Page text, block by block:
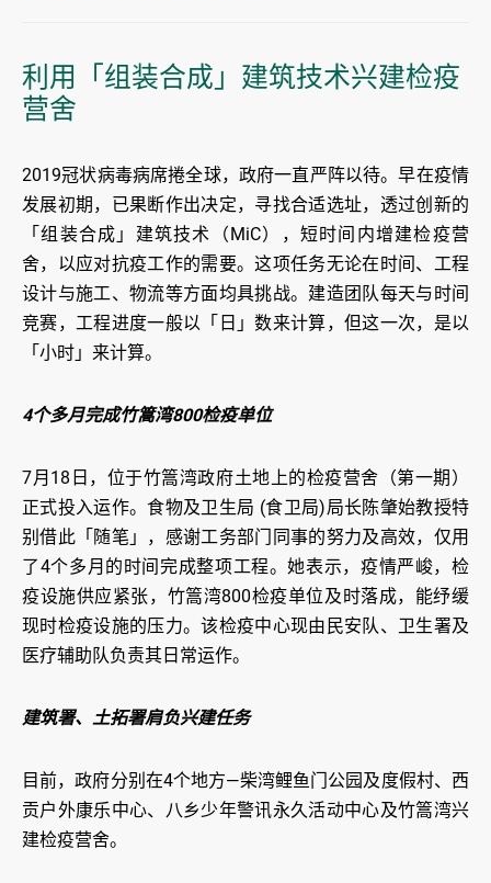
利用「组装合成」建筑技术兴建检疫
营舍
2019冠状病毒病席捲全球，政府一直严阵以待。早在疫情
发展初期，已果断作出决定，寻找合适选址，透过创新的
「组装合成」建筑技术（MiC），短时间内增建检疫营
舍，以应对抗疫工作的需要。这项任务无论在时间、工程
设计与施工、物流等方面均具挑战。建造团队每天与时间
竞赛，工程进度一般以「日」数来计算，但这一次，是以
「小时」来计算。
4个多月完成竹篙湾800检疫单位
7月18日，位于竹篙湾政府土地上的检疫营舍（第一期）
正式投入运作。食物及卫生局 (食卫局)局长陈肇始教授特
别借此「随笔」，感谢工务部门同事的努力及高效，仅用
了4个多月的时间完成整项工程。她表示，疫情严峻，检
疫设施供应紧张，竹篙湾800检疫单位及时落成，能纾缓
现时检疫设施的压力。该检疫中心现由民安队、卫生署及
医疗辅助队负责其日常运作。
建筑署、土拓署肩负兴建任务
目前，政府分别在4个地方—柴湾鲤鱼门公园及度假村、西
贡户外康乐中心、八乡少年警讯永久活动中心及竹篙湾兴
建检疫营舍。